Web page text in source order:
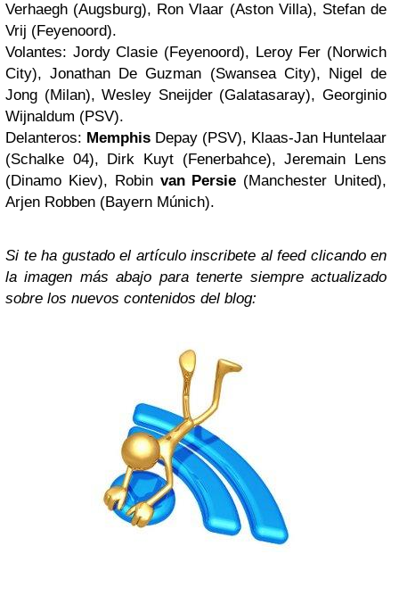
Verhaegh (Augsburg), Ron Vlaar (Aston Villa), Stefan de
Vrij (Feyenoord).
Volantes: Jordy Clasie (Feyenoord), Leroy Fer (Norwich
City), Jonathan De Guzman (Swansea City), Nigel de
Jong (Milan), Wesley Sneijder (Galatasaray), Georginio
Wijnaldum (PSV).
Delanteros: Memphis Depay (PSV), Klaas-Jan Huntelaar
(Schalke 04), Dirk Kuyt (Fenerbahce), Jeremain Lens
(Dinamo Kiev), Robin van Persie (Manchester United),
Arjen Robben (Bayern Múnich).
Si te ha gustado el artículo inscribete al feed clicando en
la imagen más abajo para tenerte siempre actualizado
sobre los nuevos contenidos del blog: